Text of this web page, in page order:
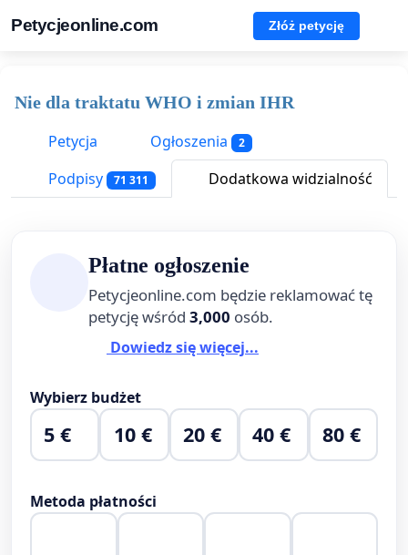
Petycjeonline.com Złóż petycję
Nie dla traktatu WHO i zmian IHR
Petycja
Ogłoszenia 2
Podpisy 71 311 Dodatkowa widzialność
Płatne ogłoszenie
Petycjeonline.com będzie reklamować tę
petycję wśród 3,000 osób.
Dowiedz się więcej...
Wybierz budżet
5 € 10 € 20 € 40 € 80 €
Metoda płatności